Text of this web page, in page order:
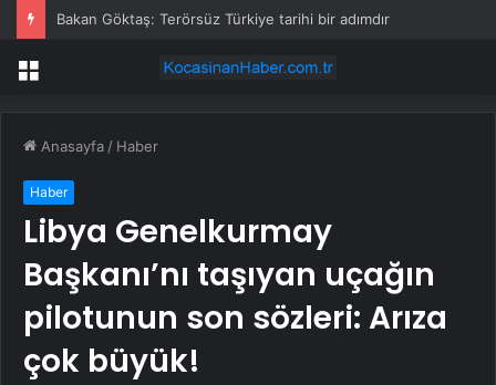
Bakan Göktaş: Terörsüz Türkiye tarihi bir adımdır
Menü
Anasayfa / Haber
Haber
Libya Genelkurmay
Başkanı’nı taşıyan uçağın
pilotunun son sözleri: Arıza
çok büyük!